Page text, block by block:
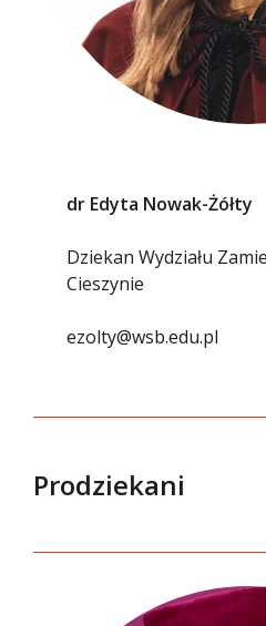
dr Edyta Nowak-Żółty
Dziekan Wydziału
Cieszynie
ezolty@wsb.edu.pl
Prodziekani